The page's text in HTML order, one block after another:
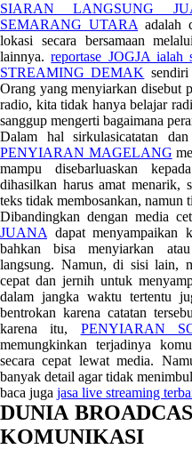
SIARAN LANGSUNG
SEMARANG UTARA adalah
lokasi secara bersamaan
lainnya.reportase JOGJA ialah
STREAMING DEMAK
Orang yang menyiarkan disebut
radio, kita tidak hanya belajar
sanggup mengerti bagaimana
Dalam hal sirkulasicatatan dan
PENYIARAN MAGELANG
mampu disebarluaskan
dihasilkan harus amat menarik,
teks tidak membosankan, namun
Dibandingkan dengan media
JUANA dapat menyampaikan
bahkan bisa menyiarkan
langsung. Namun, di sisi lain,
cepat dan jernih untuk
dalam jangka waktu tertentu
bentrokan karena catatan
karena itu, PENYIARAN
memungkinkan terjadinya
secara cepat lewat media.
banyak detail agar tidak
baca juga jasa live streaming
DUNIA
KOMUNIKASI